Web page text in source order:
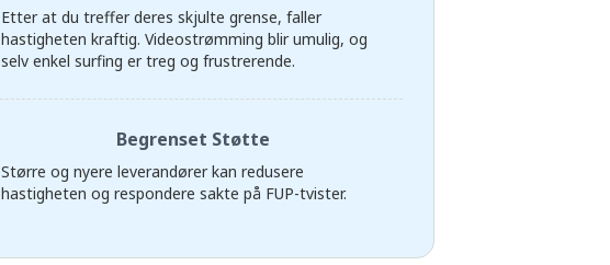
Etter at du treffer deres skjulte grense, faller
hastigheten kraftig. Videostrømming blir umulig, og
selv enkel surfing er treg og frustrerende.
Begrenset Støtte
Større og nyere leverandører kan redusere
hastigheten og respondere sakte på FUP-tvister.